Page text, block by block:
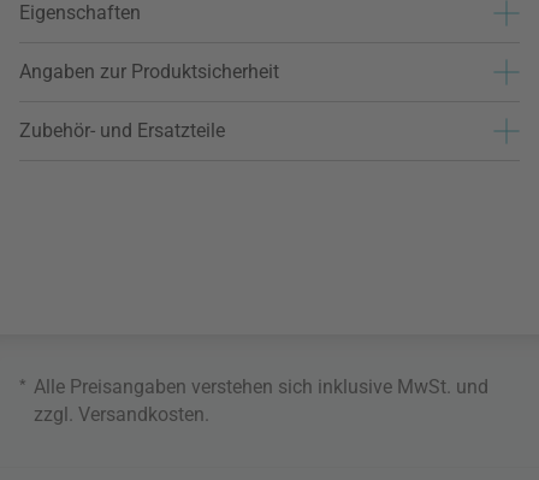
Eigenschaften
Angaben zur Produktsicherheit
Zubehör- und Ersatzteile
* Alle Preisangaben verstehen sich inklusive MwSt. und
zzgl. Versandkosten